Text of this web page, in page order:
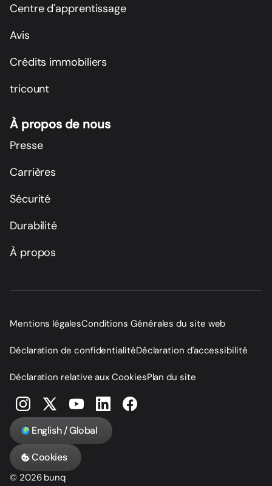
Centre d'apprentissage
Avis
Crédits immobiliers
tricount
À propos de nous
Presse
Carrières
Sécurité
Durabilité
À propos
Mentions légalesConditions Générales du site web
Déclaration de confidentialitéDéclaration d'accessibilité
Déclaration relative aux CookiesPlan du site
English / Global
Cookies
© 2026 bunq